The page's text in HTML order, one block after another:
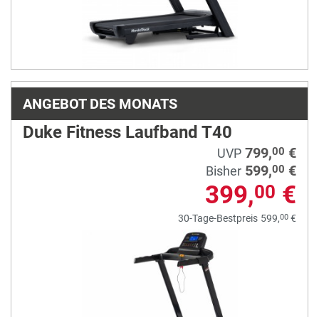
ANGEBOT DES MONATS
Duke Fitness Laufband T40
UVP 799,00 €
Bisher 599,00 €
399,00 €
30-Tage-Bestpreis 599,00 €